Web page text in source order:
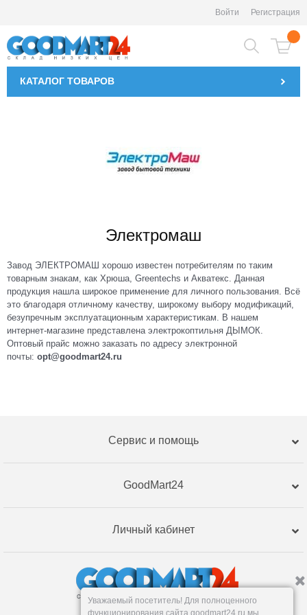
Войти Регистрация
КАТАЛОГ ТОВАРОВ
Электромаш
Завод ЭЛЕКТРОМАШ хорошо известен потребителям по таким
товарным знакам, как Хрюша, Greentechs и Акватекс. Данная
продукция нашла широкое применение для личного пользования. Всё
это благодаря отличному качеству, широкому выбору модификаций,
безупречным эксплуатационным характеристикам. В нашем
интернет-магазине представлена электрокоптильня ДЫМОК.
Оптовый прайс можно заказать по адресу электронной
почты: opt@goodmart24.ru
Сервис и помощь
GoodMart24
Личный кабинет
Уважаемый посетитель! Для полноценного
функционирования сайта goodmart24.ru мы